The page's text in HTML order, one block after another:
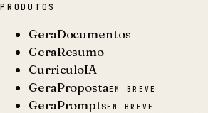
PRODUTOS
GeraDocumentos
GeraResumo
CurriculoIA
GeraPropostaEM BREVE
GeraPromptsEM BREVE